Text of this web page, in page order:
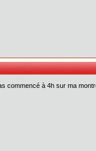
commencé à 4h sur ma